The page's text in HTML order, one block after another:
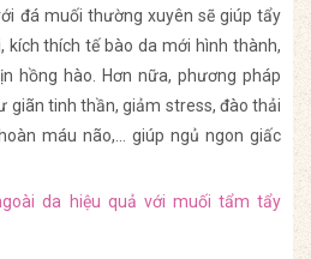
đá muối thường xuyên sẽ giúp tẩy
kích thích tế bào da mới hình thành,
hồng hào. Hơn nữa, phương pháp
giãn tinh thần, giảm stress, đào thải
máu não,… giúp ngủ ngon giấc